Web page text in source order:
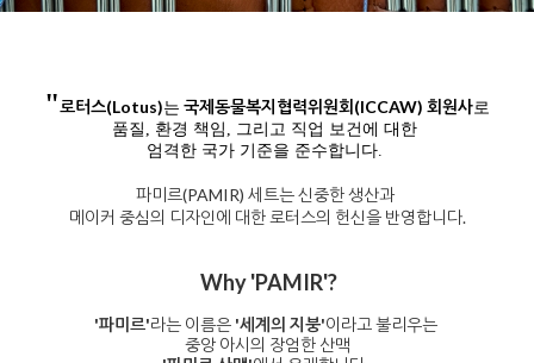
"로터스(Lotus)는 국제동물복지협력위원회(ICCAW) 회원사로
품질, 환경 책임, 그리고 직업 보건에 대한
엄격한 국가 기준을 준수합니다.
파미르(PAMIR) 세트는 신중한 생산과
메이커 중심의 디자인에 대한 로터스의 헌신을 반영합니다.
Why 'PAMIR'?
'파미르'라는 이름은 '세계의 지붕'이라고 불리우는
중앙 아시의 장엄한 산맥